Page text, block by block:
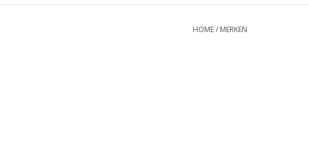
HOME/ MERKEN